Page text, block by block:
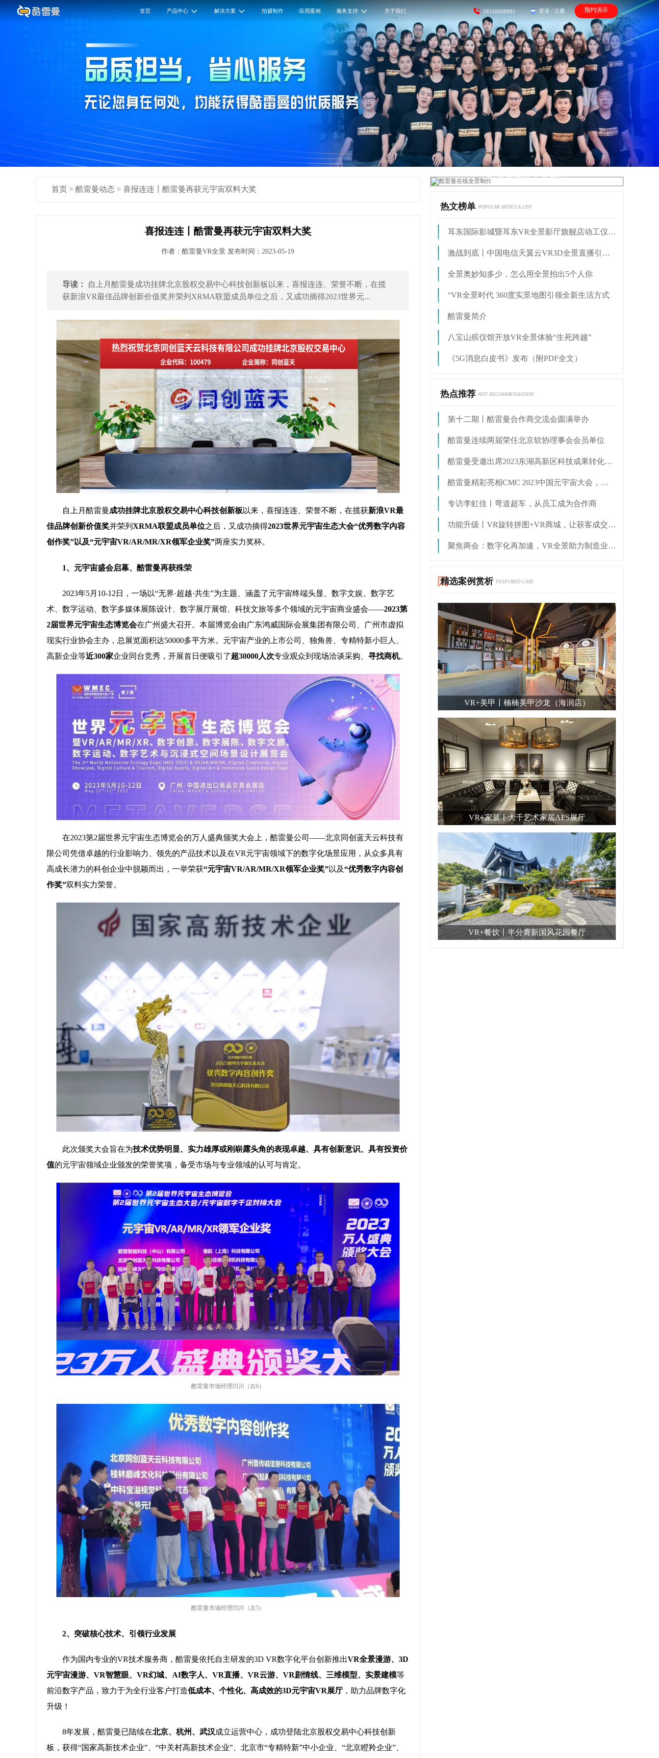
首页 产品中心 解决方案 拍摄制作 应用案例 服务支持 关于我们 18516908881 登录 / 注册 预约演示
首页 > 酷雷曼动态 > 喜报连连丨酷雷曼再获元宇宙双料大奖
喜报连连丨酷雷曼再获元宇宙双料大奖
作者：酷雷曼VR全景 发布时间：2023-05-19
导读：
自上月酷雷曼成功挂牌北京股权交易中心科技创新板以来，喜报连连、荣誉不断，在揽
获新浪VR最佳品牌创新价值奖并荣列XRMA联盟成员单位之后，又成功摘得2023世界元...
自上月酷雷曼成功挂牌北京股权交易中心科技创新板 以来，喜报连连、荣誉不断，在揽获新浪VR最
佳品牌创新价值奖并荣列 XRMA联盟成员单位之后，又成功摘得2023世界元宇宙生态大会“优秀数字内容
创作奖”以及“元宇宙VR/AR/MR/XR领军企业奖”两座实力奖杯。
1、元宇宙盛会启幕、酷雷曼再获殊荣
2023年5月10-12日，一场以“无界·超越·共生”为主题、涵盖了元宇宙终端头显、数字文娱、数字艺
术、数字运动、数字多媒体展陈设计、数字展厅展馆、科技文旅等多个领域的元宇宙商业盛会——2023第
2届世界元宇宙生态博览会在广州盛大召开。本届博览会由广东鸿威国际会展集团有限公司、广州市虚拟
现实行业协会主办，总展览面积达50000多平方米。元宇宙产业的上市公司、独角兽、专精特新小巨人、
高新企业等近300家企业同台竞秀，开展首日便吸引了超30000人次专业观众到现场洽谈采购、 寻找商机。
在2023第2届世界元宇宙生态博览会的万人盛典颁奖大会上，酷雷曼公司——北京同创蓝天云科技有
限公司凭借卓越的行业影响力、领先的产品技术以及在VR元宇宙领域下的数字化场景应用，从众多具有
高成长潜力的科创企业中脱颖而出，一举荣获“元宇宙VR/AR/MR/XR领军企业奖”以及“优秀数字内容创
作奖”双料实力荣誉。
此次颁奖大会旨在为技术优势明显、实力雄厚或刚崭露头角的表现卓越、具有创新意识、具有投资价
值的元宇宙领域企业颁发的荣誉奖项，备受市场与专业领域的认可与肯定。
酷雷曼市场经理闫川（右6）
酷雷曼市场经理闫川（左5）
2、突破核心技术、引领行业发展
作为国内专业的VR技术服务商，酷雷曼依托自主研发的3D VR数字化平台创新推出VR全景漫游、3D
元宇宙漫游、VR智慧眼、VR幻城、AI数字人、VR直播、VR云游、VR剧情线、三维模型、实景建模等
前沿数字产品，致力于为全行业客户打造低成本、个性化、高成效的3D元宇宙VR展厅 ，助力品牌数字化
升级！
8年发展，酷雷曼已陆续在北京、杭州、武汉成立运营中心，成功登陆北京股权交易中心科技创新
板，获得“国家高新技术企业”、“中关村高新技术企业”、北京市“专精特新”中小企业、“北京瞪羚企业”、
酷雷曼在线全景制作
热文榜单 POPULAR ARTICLA LIST
耳东国际影城暨耳东VR全景影厅旗舰店动工仪式盛大举行
激战到底丨中国电信天翼云VR3D全景直播引燃拳击热火
全景奥妙知多少，怎么用全景拍出5个人你
“VR全景时代 360度实景地图引领全新生活方式
酷雷曼简介
八宝山殡仪馆开放VR全景体验“生死跨越”
《5G消息白皮书》发布（附PDF全文）
热点推荐 HOT RECOMMENDATION
第十二期丨酷雷曼合作商交流会圆满举办
酷雷曼连续两届荣任北京软协理事会会员单位
酷雷曼受邀出席2023东湖高新区科技成果转化专场活动
酷雷曼精彩亮相CMC 2023中国元宇宙大会，助力云上VR直播
专访李虹佳丨弯道超车，从员工成为合作商
功能升级丨VR旋转拼图+VR商城，让获客成交更简单！
聚焦两会：数字化再加速，VR全景助力制造业转型
精选案例赏析 FEATURED CASE
VR+美甲丨楠楠美甲沙龙（海润店）
VR+家装丨大千艺术家居AFS展厅
VR+餐饮丨半分青新国风花园餐厅